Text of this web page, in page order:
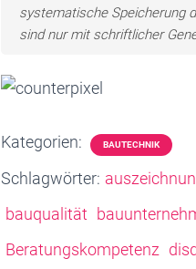
systematische Speicherung
sind nur mit schriftlicher
Kategorien: BAUTECHNIK
Schlagwörter:
bauqualität
Beratungskompetenz